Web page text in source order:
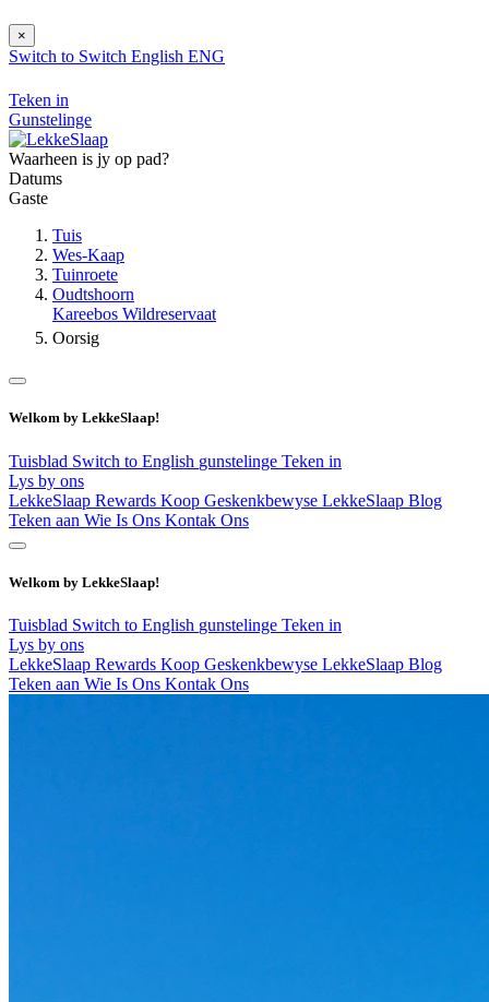
×
Switch to Switch English ENG
Teken in
Gunstelinge
Waarheen is jy op pad?
Datums
Gaste
Tuis
Wes-Kaap
Tuinroete
Oudtshoorn
Kareebos Wildreservaat
Oorsig
Welkom by LekkeSlaap!
Tuisblad Switch to English gunstelinge Teken in
Lys by ons
LekkeSlaap Rewards Koop Geskenkbewyse LekkeSlaap Blog
Teken aan Wie Is Ons Kontak Ons
Welkom by LekkeSlaap!
Tuisblad Switch to English gunstelinge Teken in
Lys by ons
LekkeSlaap Rewards Koop Geskenkbewyse LekkeSlaap Blog
Teken aan Wie Is Ons Kontak Ons